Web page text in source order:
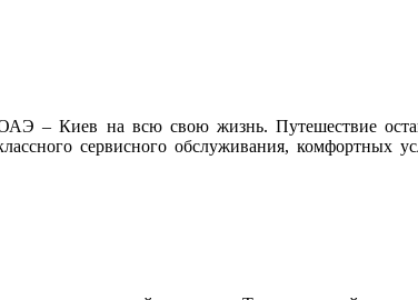
– Киев на всю свою жизнь. Путешествие
сервисного обслуживания, комфортных